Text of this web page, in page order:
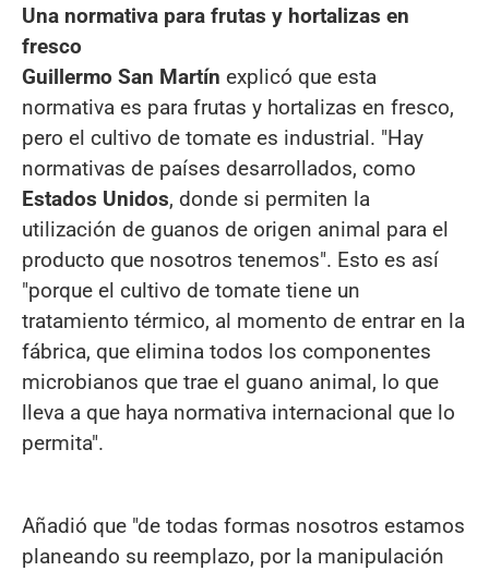
Una normativa para frutas y hortalizas en
fresco
Guillermo San Martín explicó que esta
normativa es para frutas y hortalizas en fresco,
pero el cultivo de tomate es industrial. "Hay
normativas de países desarrollados, como
Estados Unidos, donde si permiten la
utilización de guanos de origen animal para el
producto que nosotros tenemos". Esto es así
"porque el cultivo de tomate tiene un
tratamiento térmico, al momento de entrar en la
fábrica, que elimina todos los componentes
microbianos que trae el guano animal, lo que
lleva a que haya normativa internacional que lo
permita".
Añadió que "de todas formas nosotros estamos
planeando su reemplazo, por la manipulación